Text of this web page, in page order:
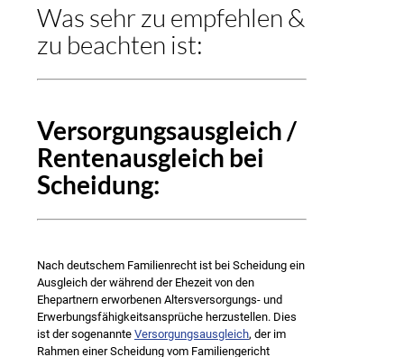
Was sehr zu empfehlen &
zu beachten ist:
Versorgungsausgleich /
Rentenausgleich bei
Scheidung:
Nach deutschem Familienrecht ist bei Scheidung ein
Ausgleich der während der Ehezeit von den
Ehepartnern erworbenen Altersversorgungs- und
Erwerbungsfähigkeitsansprüche herzustellen. Dies
ist der sogenannte Versorgungsausgleich, der im
Rahmen einer Scheidung vom Familiengericht